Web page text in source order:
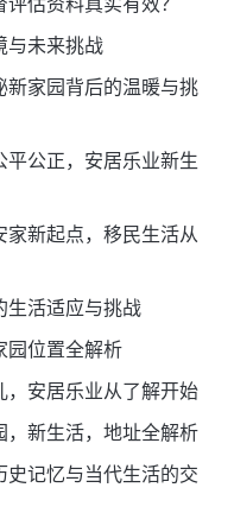
估资料真实有效？
与未来挑战
新家园背后的温暖与挑
平公正，安居乐业新生
新起点，移民生活从
生活适应与挑战
园位置全解析
，安居乐业从了解开始
，新生活，地址全解析
史记忆与当代生活的交